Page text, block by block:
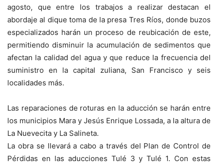
agosto, que entre los trabajos a realizar destacan el
abordaje al dique toma de la presa Tres Ríos, donde buzos
especializados harán un proceso de reubicación de este,
permitiendo disminuir la acumulación de sedimentos que
afectan la calidad del agua y que reduce la frecuencia del
suministro en la capital zuliana, San Francisco y seis
localidades más.
Las reparaciones de roturas en la aducción se harán entre
los municipios Mara y Jesús Enrique Lossada, a la altura de
La Nuevecita y La Salineta.
La obra se llevará a cabo a través del Plan de Control de
Pérdidas en las aducciones Tulé 3 y Tulé 1. Con estas